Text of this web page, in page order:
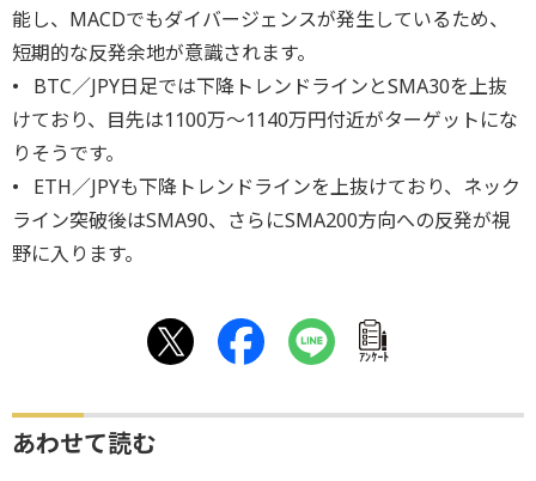
能し、MACDでもダイバージェンスが発生しているため、
短期的な反発余地が意識されます。
• BTC／JPY日足では下降トレンドラインとSMA30を上抜
けており、目先は1100万～1140万円付近がターゲットにな
りそうです。
• ETH／JPYも下降トレンドラインを上抜けており、ネック
ライン突破後はSMA90、さらにSMA200方向への反発が視
野に入ります。
ｱﾝｹｰﾄ
あわせて読む